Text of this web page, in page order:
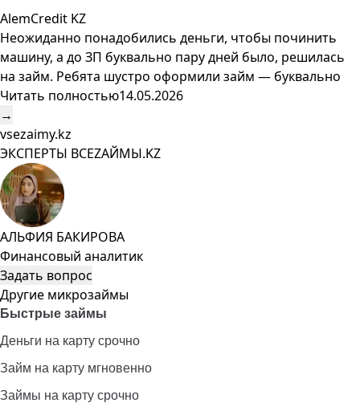
AlemCredit KZ
Неожиданно понадобились деньги, чтобы починить
машину, а до ЗП буквально пару дней было, решилась
на займ. Ребята шустро оформили займ — буквально
Читать полностью14.05.2026
→
vsezaimy.kz
ЭКСПЕРТЫ ВСЕZAЙМЫ.KZ
АЛЬФИЯ БАКИРОВА
Финансовый аналитик
Задать вопрос
Другие микрозаймы
Быстрые займы
Деньги на карту срочно
Займ на карту мгновенно
Займы на карту срочно